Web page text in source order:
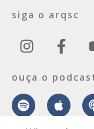
siga o arqsc
ouça o